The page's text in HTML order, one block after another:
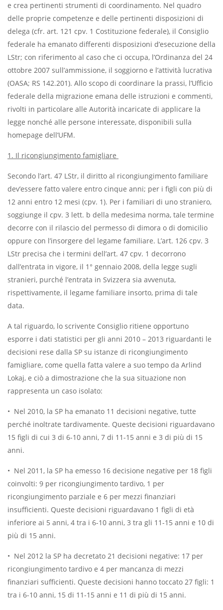
e crea pertinenti strumenti di coordinamento. Nel quadro
delle proprie competenze e delle pertinenti disposizioni di
delega (cfr. art. 121 cpv. 1 Costituzione federale), il Consiglio
federale ha emanato differenti disposizioni d’esecuzione della
LStr; con riferimento al caso che ci occupa, l’Ordinanza del 24
ottobre 2007 sull’ammissione, il soggiorno e l’attività lucrativa
(OASA; RS 142.201). Allo scopo di coordinare la prassi, l’Ufficio
federale della migrazione emana delle istruzioni e commenti,
rivolti in particolare alle Autorità incaricate di applicare la
legge nonché alle persone interessate, disponibili sulla
homepage dell’UFM.
1. Il ricongiungimento famigliare
Secondo l’art. 47 LStr, il diritto al ricongiungimento familiare
dev’essere fatto valere entro cinque anni; per i figli con più di
12 anni entro 12 mesi (cpv. 1). Per i familiari di uno straniero,
soggiunge il cpv. 3 lett. b della medesima norma, tale termine
decorre con il rilascio del permesso di dimora o di domicilio
oppure con l’insorgere del legame familiare. L’art. 126 cpv. 3
LStr precisa che i termini dell’art. 47 cpv. 1 decorrono
dall’entrata in vigore, il 1° gennaio 2008, della legge sugli
stranieri, purché l’entrata in Svizzera sia avvenuta,
rispettivamente, il legame familiare insorto, prima di tale
data.
A tal riguardo, lo scrivente Consiglio ritiene opportuno
esporre i dati statistici per gli anni 2010 – 2013 riguardanti le
decisioni rese dalla SP su istanze di ricongiungimento
famigliare, come quella fatta valere a suo tempo da Arlind
Lokaj, e ciò a dimostrazione che la sua situazione non
rappresenta un caso isolato:
• Nel 2010, la SP ha emanato 11 decisioni negative, tutte
perché inoltrate tardivamente. Queste decisioni riguardavano
15 figli di cui 3 di 6-10 anni, 7 di 11-15 anni e 3 di più di 15
anni.
• Nel 2011, la SP ha emesso 16 decisione negative per 18 figli
coinvolti: 9 per ricongiungimento tardivo, 1 per
ricongiungimento parziale e 6 per mezzi finanziari
insufficienti. Queste decisioni riguardavano 1 figli di età
inferiore ai 5 anni, 4 tra i 6-10 anni, 3 tra gli 11-15 anni e 10 di
più di 15 anni.
• Nel 2012 la SP ha decretato 21 decisioni negative: 17 per
ricongiungimento tardivo e 4 per mancanza di mezzi
finanziari sufficienti. Queste decisioni hanno toccato 27 figli: 1
tra i 6-10 anni, 15 di 11-15 anni e 11 di più di 15 anni.